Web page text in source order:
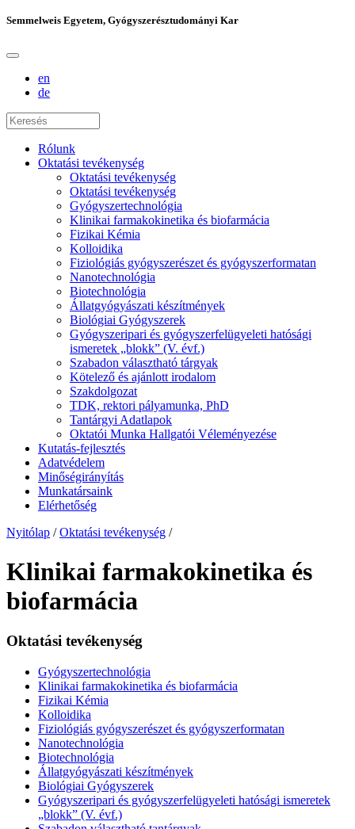
Semmelweis Egyetem, Gyógyszerésztudományi Kar
en
de
Rólunk
Oktatási tevékenység
Oktatási tevékenység
Oktatási tevékenység
Gyógyszertechnológia
Klinikai farmakokinetika és biofarmácia
Fizikai Kémia
Kolloidika
Fiziológiás gyógyszerészet és gyógyszerformatan
Nanotechnológia
Biotechnológia
Állatgyógyászati készítmények
Biológiai Gyógyszerek
Gyógyszeripari és gyógyszerfelügyeleti hatósági
ismeretek „blokk” (V. évf.)
Szabadon választható tárgyak
Kötelező és ajánlott irodalom
Szakdolgozat
TDK, rektori pályamunka, PhD
Tantárgyi Adatlapok
Oktatói Munka Hallgatói Véleményezése
Kutatás-fejlesztés
Adatvédelem
Minőségirányítás
Munkatársaink
Elérhetőség
Nyitólap / Oktatási tevékenység /
Klinikai farmakokinetika és
biofarmácia
Oktatási tevékenység
Gyógyszertechnológia
Klinikai farmakokinetika és biofarmácia
Fizikai Kémia
Kolloidika
Fiziológiás gyógyszerészet és gyógyszerformatan
Nanotechnológia
Biotechnológia
Állatgyógyászati készítmények
Biológiai Gyógyszerek
Gyógyszeripari és gyógyszerfelügyeleti hatósági ismeretek
„blokk” (V. évf.)